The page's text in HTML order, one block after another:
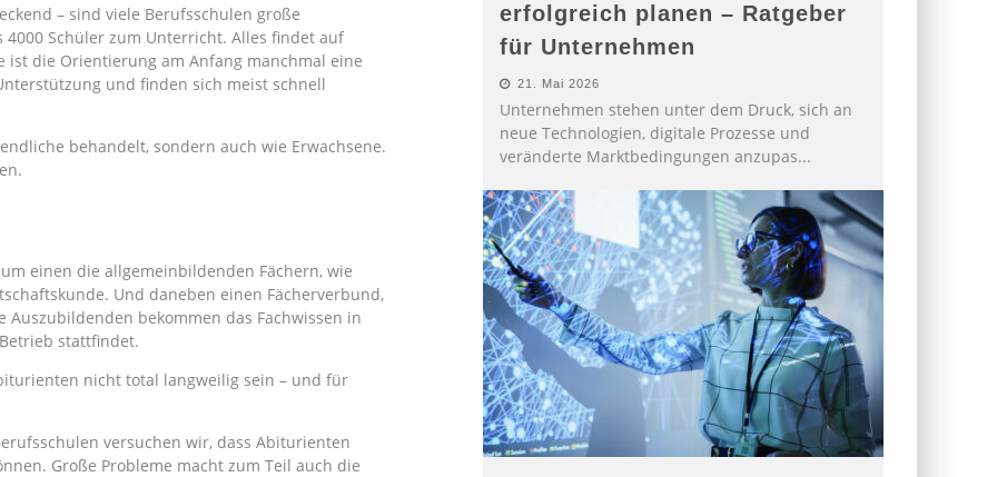
– sind viele Berufsschulen große
Schüler zum Unterricht. Alles findet auf
ist die Orientierung am Anfang manchmal eine
und finden sich meist schnell
behandelt, sondern auch wie Erwachsene.
einen die allgemeinbildenden Fächern, wie
Und daneben einen Fächerverbund,
bekommen das Fachwissen in
stattfindet.
nicht total langweilig sein – und für
versuchen wir, dass Abiturienten
Große Probleme macht zum Teil auch die
erfolgreich planen – Ratgeber
für Unternehmen
21. Mai 2026
Unternehmen stehen unter dem Druck, sich an
neue Technologien, digitale Prozesse und
veränderte Marktbedingungen anzupas...